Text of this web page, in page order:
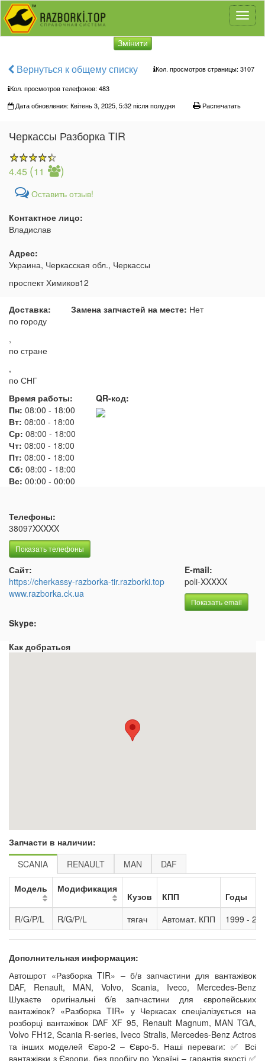
Змінити
Вернуться к общему списку Кол. просмотров страницы: 3107
Кол. просмотров телефонов: 483
Дата обновления: Квітень 3, 2025, 5:32 після полудня
Распечатать
Черкассы Разборка TIR
4.45 (11 )
Оставить отзыв!
Контактное лицо:
Владислав
Адрес:
Украина, Черкасская обл., Черкассы
проспект Химиков12
Доставка:
по городу
,
по стране
,
по СНГ
Замена запчастей на месте: Нет
Время работы:
Пн: 08:00 - 18:00
Вт: 08:00 - 18:00
Ср: 08:00 - 18:00
Чт: 08:00 - 18:00
Пт: 08:00 - 18:00
Сб: 08:00 - 18:00
Вс: 00:00 - 00:00
QR-код:
Телефоны:
38097XXXXX
Показать телефоны
Сайт:
https://cherkassy-razborka-tir.razborki.top
www.razborka.ck.ua
E-mail:
poli-XXXXX
Показать email
Skype:
Как добраться
Запчасти в наличии:
SCANIA
RENAULT MAN DAF
Модель Модификация
Кузов КПП
Годы
R/G/P/L
R/G/P/L тягач Автомат. КПП 1999 -
Дополнительная информация:
Автошрот «Разборка TIR» – б/в запчастини для вантажівок
DAF, Renault, MAN, Volvo, Scania, Iveco, Mercedes-Benz
Шукаєте оригінальні б/в запчастини для європейських
вантажівок? «Разборка TIR» у Черкасах спеціалізується на
розборці вантажівок DAF XF 95, Renault Magnum, MAN TGA,
Volvo FH12, Scania R-series, Iveco Stralis, Mercedes-Benz Actros
та інших моделей Євро-2 – Євро-5. Наші переваги: ✅ Всі
вантажівки з Європи, без пробігу по Україні – гарантія якості ✅